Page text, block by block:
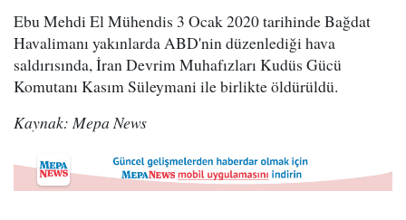
Ebu Mehdi El Mühendis 3 Ocak 2020 tarihinde Bağdat
Havalimanı yakınlarda ABD'nin düzenlediği hava
saldırısında, İran Devrim Muhafızları Kudüs Gücü
Komutanı Kasım Süleymani ile birlikte öldürüldü.
Kaynak: Mepa News